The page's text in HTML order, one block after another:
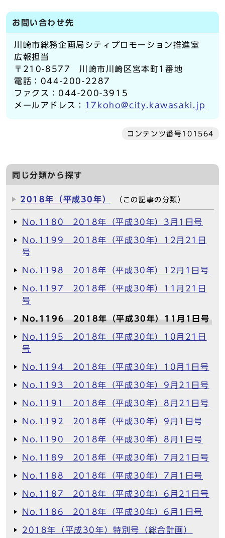
お問い合わせ先
川崎市総務企画局シティプロモーション推進室
広報担当
〒210-8577 川崎市川崎区宮本町1番地
電話：044-200-2287
ファクス：044-200-3915
メールアドレス：
17koho@city.kawasaki.jp
コンテンツ番号101564
同じ分類から探す
2018年（平成30年） （この記事の分類）
No.1180 2018年（平成30年）3月1日号
No.1199 2018年（平成30年）12月21日
号
No.1198 2018年（平成30年）12月1日号
No.1197 2018年（平成30年）11月21日
号
No.1196 2018年（平成30年）11月1日号
No.1195 2018年（平成30年）10月21日
号
No.1194 2018年（平成30年）10月1日号
No.1193 2018年（平成30年）9月21日号
No.1191 2018年（平成30年）8月21日号
No.1192 2018年（平成30年）9月1日号
No.1190 2018年（平成30年）8月1日号
No.1189 2018年（平成30年）7月21日号
No.1188 2018年（平成30年）7月1日号
No.1187 2018年（平成30年）6月21日号
No.1186 2018年（平成30年）6月1日号
2018年（平成30年）特別号（総合計画）